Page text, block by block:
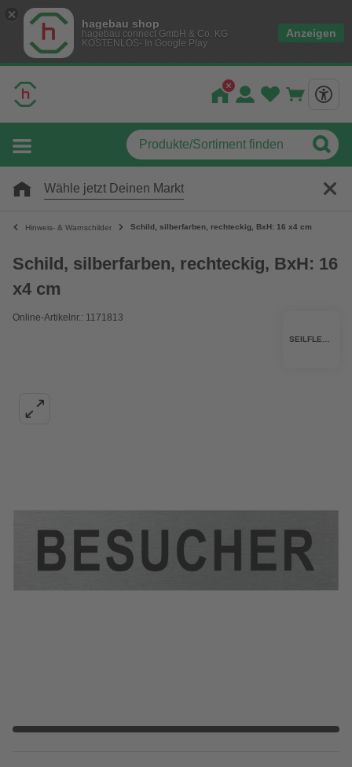
hagebau shop
hagebau connect GmbH & Co. KG
KOSTENLOS- In Google Play
Anzeigen
Wähle jetzt Deinen Markt
Hinweis- & Warnschilder Schild, silberfarben, rechteckig, BxH: 16 x4 cm
Schild, silberfarben, rechteckig, BxH: 16
x4 cm
Online-Artikelnr.: 1171813